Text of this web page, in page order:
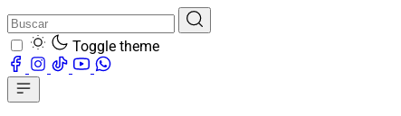
Toggle theme